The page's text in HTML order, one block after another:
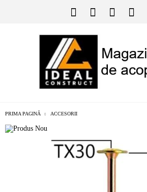
PRIMA PAGINĂ ACCESORII